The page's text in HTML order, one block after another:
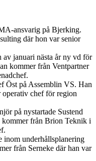
ansvarig på Bjerking.
där hon var senior
av januari nästa år ny vd för
kommer från Ventpartner
Öst på Assemblin VS. Han
chef för region
på nystartade Sustend
från Brion Teknik i
inom underhållsplanering
från Serneke där han var